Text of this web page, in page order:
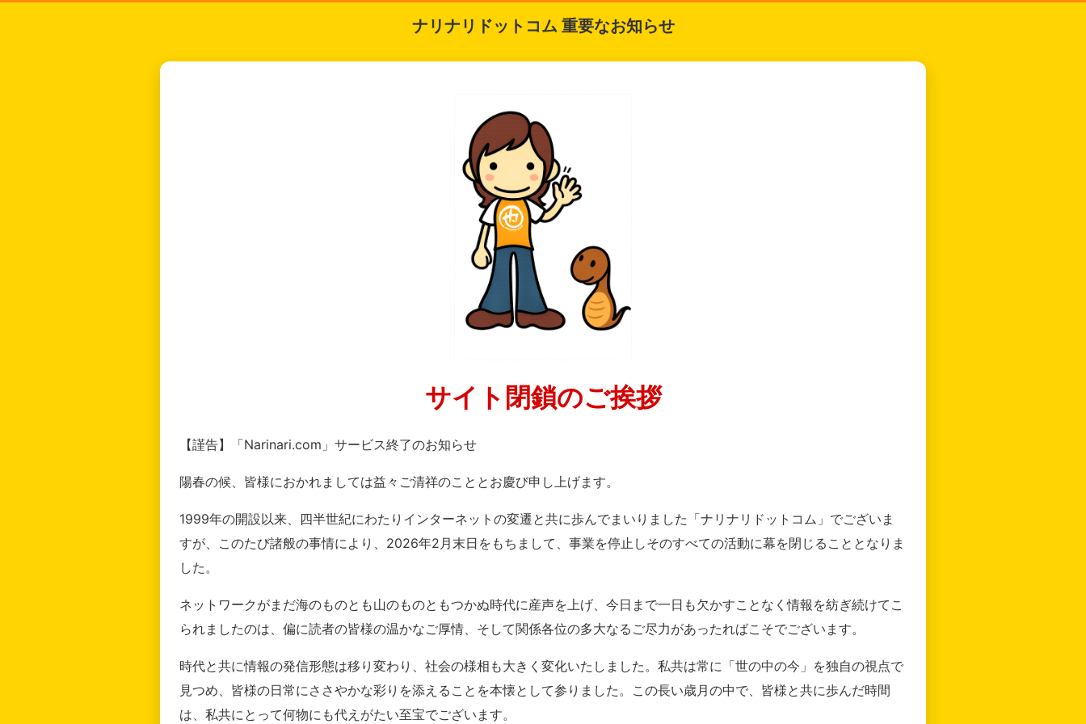
ナリナリドットコム 重要なお知らせ
サイト閉鎖のご挨拶
【謹告】「Narinari.com」サービス終了のお知らせ
陽春の候、皆様におかれましては益々ご清祥のこととお慶び申し上げます。
1999年の開設以来、四半世紀にわたりインターネットの変遷と共に歩んでまいりました「ナリナリドットコム」でございま
すが、このたび諸般の事情により、2026年2月末日をもちまして、事業を停止しそのすべての活動に幕を閉じることとなりま
した。
ネットワークがまだ海のものとも山のものともつかぬ時代に産声を上げ、今日まで一日も欠かすことなく情報を紡ぎ続けてこ
られましたのは、偏に読者の皆様の温かなご厚情、そして関係各位の多大なるご尽力があったればこそでございます。
時代と共に情報の発信形態は移り変わり、社会の様相も大きく変化いたしました。私共は常に「世の中の今」を独自の視点で
見つめ、皆様の日常にささやかな彩りを添えることを本懐として参りました。この長い歳月の中で、皆様と共に歩んだ時間
は、私共にとって何物にも代えがたい至宝でございます。